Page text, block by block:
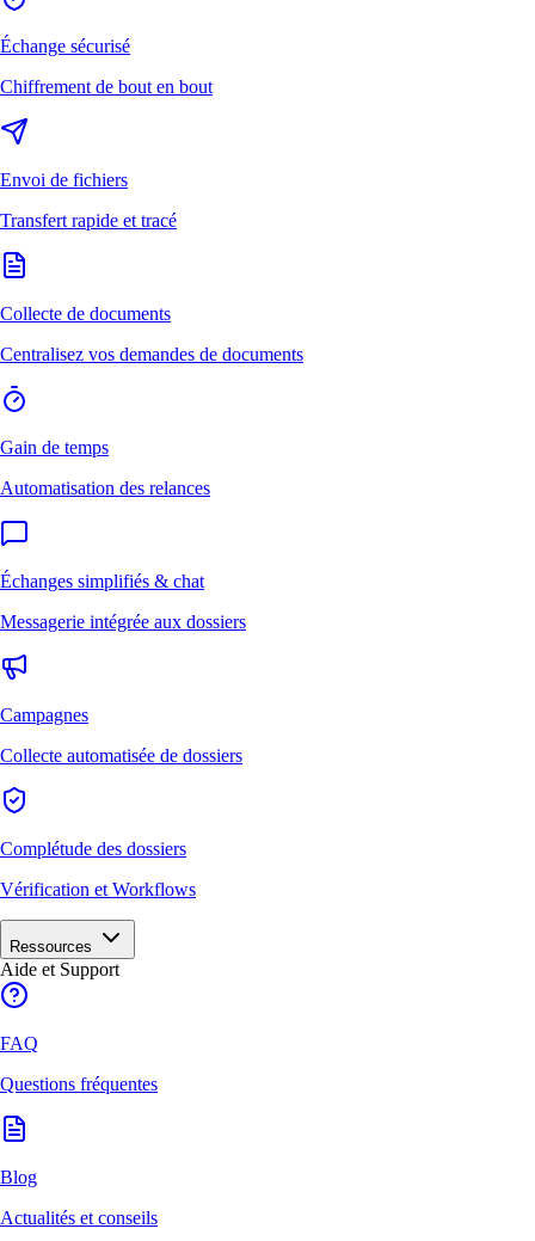
Échange sécurisé
Chiffrement de bout en bout
Envoi de fichiers
Transfert rapide et tracé
Collecte de documents
Centralisez vos demandes de documents
Gain de temps
Automatisation des relances
Échanges simplifiés & chat
Messagerie intégrée aux dossiers
Campagnes
Collecte automatisée de dossiers
Complétude des dossiers
Vérification et Workflows
Ressources
Aide et Support
FAQ
Questions fréquentes
Blog
Actualités et conseils